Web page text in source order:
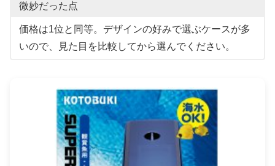
微妙だった点
価格は1位と同等。デザインの好みで選ぶケースが多
いので、見た目を比較してから選んでください。